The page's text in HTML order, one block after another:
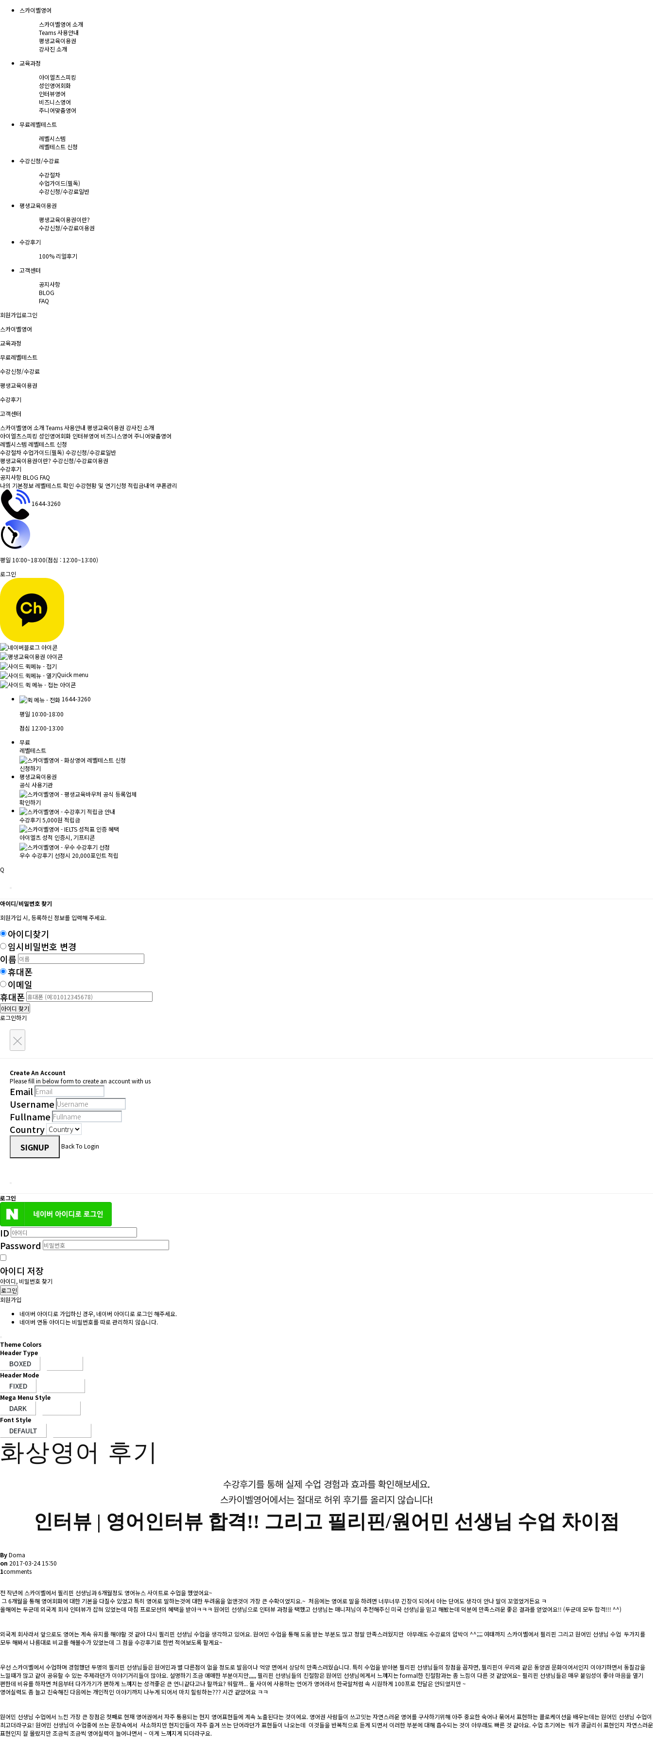
스카이벨영어
스카이벨영어 소개
Teams 사용안내
평생교육이용권
강사진 소개
교육과정
아이엘츠스피킹
성인영어회화
인터뷰영어
비즈니스영어
주니어맞춤영어
무료레벨테스트
레벨시스템
레벨테스트 신청
수강신청/수강료
수강절차
수업가이드(필독)
수강신청/수강료일반
평생교육이용권
평생교육이용권이란?
수강신청/수강료이용권
수강후기
100% 리얼후기
고객센터
공지사항
BLOG
FAQ
회원가입로그인
스카이벨영어
교육과정
무료레벨테스트
수강신청/수강료
평생교육이용권
수강후기
고객센터
스카이벨영어 소개Teams 사용안내 평생교육이용권 강사진 소개
아이엘츠스피킹 성인영어회화 인터뷰영어 비즈니스영어 주니어맞춤영어
레벨시스템 레벨테스트 신청
수강절차수업가이드(필독) 수강신청/수강료일반
평생교육이용권이란? 수강신청/수강료이용권
수강후기
공지사항BLOG FAQ
나의 기본정보 레벨테스트 확인 수강현황 및 연기신청 적립금내역 쿠폰관리
1644-3260
평일 10:00~18:00(점심 : 12:00~13:00)
로그인
Quick menu
1644-3260
평일 10:00-18:00
점심 12:00-13:00
무료
레벨테스트
신청하기
평생교육이용권
공식 사용기관
확인하기
수강후기 5,000원 적립금
아이엘츠 성적 인증시, 기프티콘
우수 수강후기 선정시 20,000포인트 적립
Q
아이디/비밀번호 찾기
회원가입 시, 등록하신 정보를 입력해 주세요.
아이디찾기
임시비밀번호 변경
이름
휴대폰
이메일
휴대폰
아이디 찾기
로그인하기
×
Create An Account
Please fill in below form to create an account with us
Email
Username
Fullname
Country
SIGNUP Back To Login
로그인
ID
Password
아이디 저장
아이디, 비밀번호 찾기
로그인
회원가입
네이버 아이디로 가입하신 경우, 네이버 아이디로 로그인 해주세요.
네이버 연동 아이디는 비밀번호를 따로 관리하지 않습니다.
Theme Colors
Header Type
Header Mode
Mega Menu Style
Font Style
화상영어 후기
수강후기를 통해 실제 수업 경험과 효과를 확인해보세요.
스카이벨영어에서는 절대로 허위 후기를 올리지 않습니다!
인터뷰 | 영어인터뷰 합격!! 그리고 필리핀/원어민 선생님 수업 차이점
ByDoma
on 2017-03-24 15:50
1comments
전 작년에 스카이벨에서 필리핀 선생님과 6개월정도 영어뉴스 사이트로 수업을 했었어요~
그 6개월을 통해 영어회화에 대한 기본을 다질수 있었고 특히 영어로 말하는것에 대한 두려움을 없앤것이 가장 큰 수확이었지요.~ 처음에는 영어로 말을 하려면 너무너무 긴장이 되어서 아는 단어도 생각이 안나 말이 꼬였었거든요 ㅋ
올해에는 두군데 외국계 회사 인터뷰가 잡혀 있었는데 마침 프로모션의 혜택을 받아ㅋㅋㅋ 원어민 선생님으로 인터뷰 과정을 택했고 선생님는 매니저님이 추천해주신 미국 선생님을 믿고 해봤는데 덕분에 만족스러운 좋은 결과를 얻었어요!! (두군데 모두 합격!!! ^^)
외국계 회사라서 앞으로도 영어는 계속 유지를 해야할 것 같아 다시 필리핀 선생님 수업을 생각하고 있어요. 원어민 수업을 통해 도움 받는 부분도 많고 정말 만족스러웠지만 아무래도 수강료의 압박이 ^^;;;; 여태까지 스카이벨에서 필리핀 그리고 원어민 선생님 수업 두가지를
모두 해봐서 나름대로 비교를 해볼수가 있었는데 그 점을 수강후기로 한번 적어보도록 할게요~
우선 스카이벨에서 수업하며 경험했던 두명의 필리핀 선생님들은 원어민과 별 다른점이 없을 정도로 발음이나 억양 면에서 상당히 만족스러웠습니다. 특히 수업을 받아본 필리핀 선생님들의 장점을 꼽자면, 필리핀이 우리와 같은 동양권 문화이어서인지 이야기하면서 동질감을
느낄때가 많고 같이 공유할 수 있는 주제라던가 이야기거리들이 많아요. 설명하기 조금 애매한 부분이지만,,,,, 필리핀 선생님들의 친절함은 원어민 선생님에게서 느껴지는 formal한 친절함과는 좀 느낌이 다른 것 같았어요~ 필리핀 선생님들은 매우 붙임성이 좋아 마음을 열기
편한데 비유를 하자면 처음부터 다가가기가 편하게 느껴지는 성격좋은 큰 언니같다고나 할까요? 뭐랄까... 둘 사이에 사용하는 언어가 영어라서 한국말처럼 속 시원하게 100프로 전달은 안되었지만 ~
영어실력도 좀 늘고 친숙해진 다음에는 개인적인 이야기까지 나누게 되어서 마치 힐링하는??? 시간 같았어요 ㅋㅋ
원어민 선생님 수업에서 느낀 가장 큰 장점은 첫째로 현재 영어권에서 자주 통용되는 현지 영어표현들에 계속 노출된다는 것이에요. 영어권 사람들이 쓰고잇는 자연스러운 영어를 구사하기위해 아주 중요한 숙어나 묶어서 표현하는 콜로케이션을 배우는데는 원어민 선생님 수업이
최고더라구요! 원어민 선생님이 수업중에 쓰는 문장속에서 사소하지만 현지인들이 자주 즐겨 쓰는 단어라던가 표현들이 나오는데 이것들을 반복적으로 듣게 되면서 이러한 부분에 대해 흡수되는 것이 아무래도 빠른 것 같아요. 수업 초기에는 뭐가 콩글리쉬 표현인지 자연스러운
표현인지 잘 몰랐지만 조금씩 조금씩 영어실력이 늘어나면서 ~ 이게 느껴지게 되더라구요.